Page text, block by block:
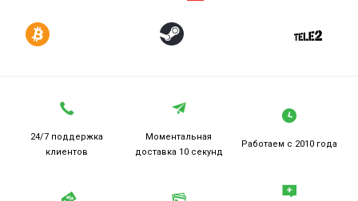
24/7 поддержка
клиентов
Моментальная
доставка 10 секунд
Работаем с 2010 года